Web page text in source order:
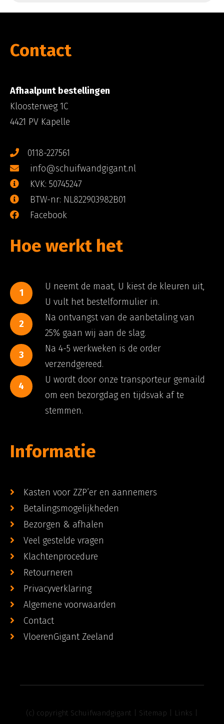
Contact
Afhaalpunt bestellingen
Kloosterweg 1C
4421 PV Kapelle
0118-227561
info@schuifwandgigant.nl
KVK: 50745247
BTW-nr: NL822903982B01
Facebook
Hoe werkt het
1
U neemt de maat, U kiest de kleuren uit,
U vult het bestelformulier in.
2
Na ontvangst van de aanbetaling van
25% gaan wij aan de slag.
3
Na 4-5 werkweken is de order
verzendgereed.
4
U wordt door onze transporteur gemaild
om een bezorgdag en tijdsvak af te
stemmen.
Informatie
Kasten voor ZZP’er en aannemers
Betalingsmogelijkheden
Bezorgen & afhalen
Veel gestelde vragen
Klachtenprocedure
Retourneren
Privacyverklaring
Algemene voorwaarden
Contact
VloerenGigant Zeeland
(c) copyright Schuifwandgigant | Sitemap Links